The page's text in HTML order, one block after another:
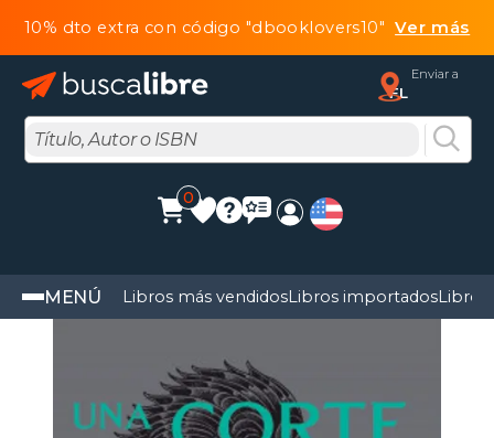
10% dto extra con código "dbooklovers10"Ver más
Enviar a
FL
0
MENÚ Libros más vendidosLibros importadosLibros